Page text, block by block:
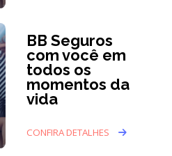
BB Seguros
com você em
todos os
momentos da
vida
CONFIRA DETALHES